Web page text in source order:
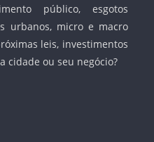
público, esgotos
urbanos, micro e macro
leis, investimentos
cidade ou seu negócio?